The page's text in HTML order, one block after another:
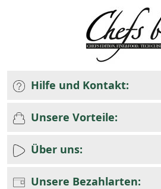
Hilfe und Kontakt:
Unsere Vorteile:
Über uns:
Unsere Bezahlarten: